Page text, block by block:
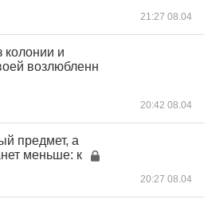
21:27 08.04
колонии и
возлюбленн
20:42 08.04
предмет, а
меньше: к
20:27 08.04